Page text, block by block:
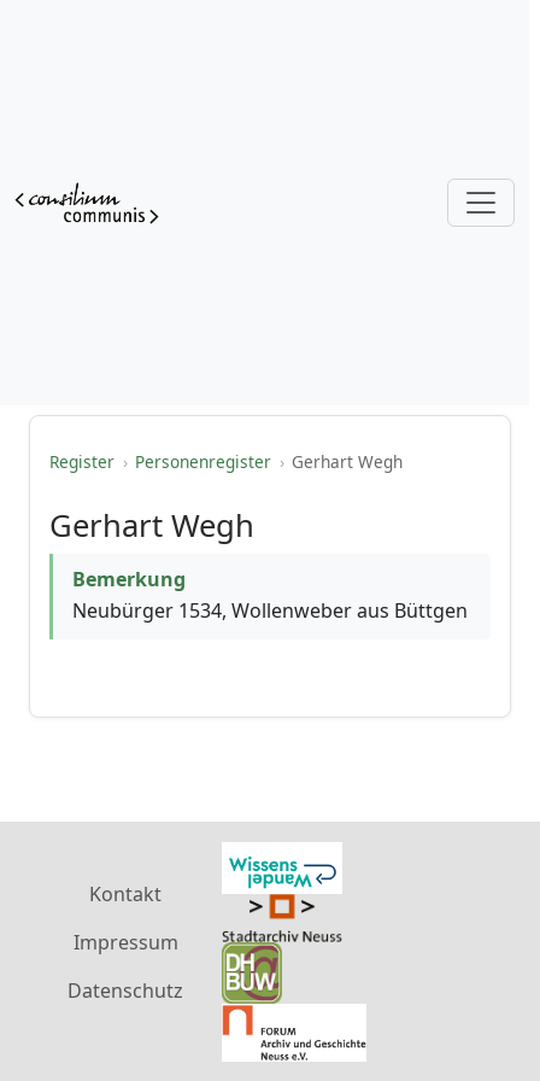
Register › Personenregister › Gerhart Wegh
Gerhart Wegh
Bemerkung
Neubürger 1534, Wollenweber aus Büttgen
Kontakt
Impressum
Datenschutz